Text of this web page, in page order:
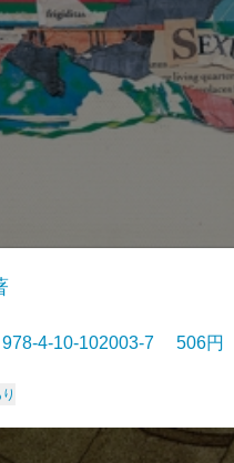
4-10-102003-7 506円